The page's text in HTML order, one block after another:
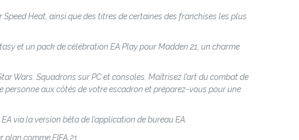
​​Heat, ainsi que des titres de certaines des franchises les plus
et un pack de célébration EA Play pour Madden 21, un charme
Wars: Squadrons sur PC et consoles. Maîtrisez l’art du combat de
aux côtés de votre escadron et préparez-vous pour une
via la version bêta de l’application de bureau EA.
comme FIFA 21.